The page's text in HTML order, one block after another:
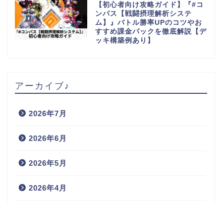
【初心者向け攻略ガイド】『#コ
ンパス【戦闘摂理解析システ
ム】』バトル勝率UPのコツやお
すすめ課金パックを徹底解説【デ
ッキ構築例あり】
アーカイブ♪
2026年7月
2026年6月
2026年5月
2026年4月